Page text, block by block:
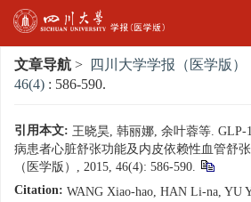
文章导航 > 四川大学学报（医学版）
46(4) : 586-590.
引用本文: 王晓昊, 韩丽娜, 余叶蓉等. GLP-
病患者心脏舒张功能及内皮依赖性血管舒
（医学版）, 2015, 46(4): 586-590.
Citation: WANG Xiao-hao, HAN Li-na, YU